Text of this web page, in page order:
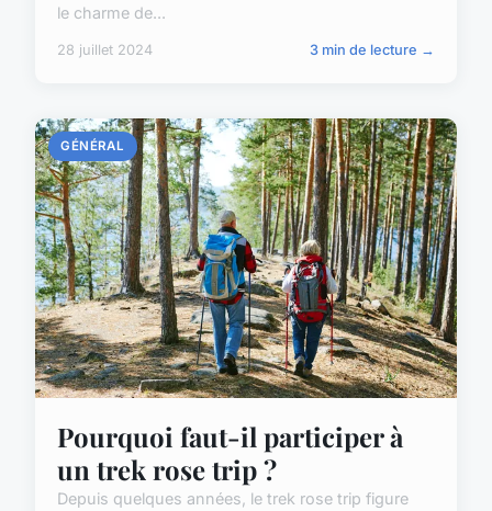
le charme de...
28 juillet 2024 3 min de lecture →
GÉNÉRAL
Pourquoi faut-il participer à
un trek rose trip ?
Depuis quelques années, le trek rose trip figure